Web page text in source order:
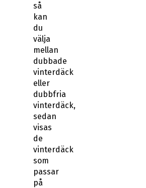
så
kan
du
välja
mellan
dubbade
vinterdäck
eller
dubbfria
vinterdäck,
sedan
visas
de
vinterdäck
som
passar
på